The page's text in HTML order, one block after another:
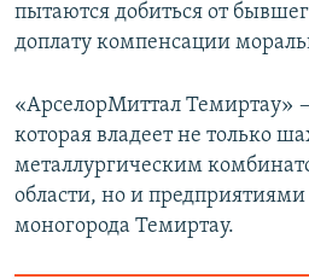
пытаются добиться от
доплату компенсации
«АрселорМиттал Темиртау»
которая владеет не только
металлургическим
области, но и
моногорода Темиртау.